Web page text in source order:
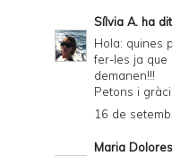
Sílvia A. ha
Hola: quines
fer-les ja que
demanen!!!
Petons i
16 de
Maria Dolores